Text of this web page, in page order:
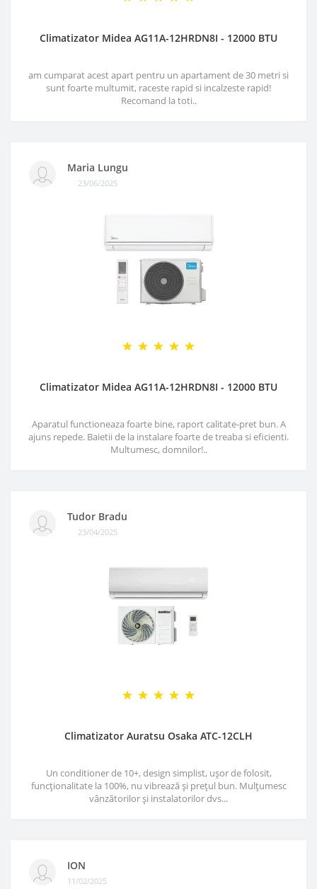
Climatizator Midea AG11A-12HRDN8I - 12000 BTU
am cumparat acest apart pentru un apartament de 30 metri si
sunt foarte multumit, raceste rapid si incalzeste rapid!
Recomand la toti..
Maria Lungu
23/06/2025
Climatizator Midea AG11A-12HRDN8I - 12000 BTU
Aparatul functioneaza foarte bine, raport calitate-pret bun. A
ajuns repede. Baietii de la instalare foarte de treaba si eficienti.
Multumesc, domnilor!..
Tudor Bradu
23/04/2025
Climatizator Auratsu Osaka ATC-12CLH
Un conditioner de 10+, design simplist, ușor de folosit,
funcționalitate la 100%, nu vibrează și prețul bun. Mulțumesc
vânzătorilor și instalatorilor dvs...
ION
11/02/2025